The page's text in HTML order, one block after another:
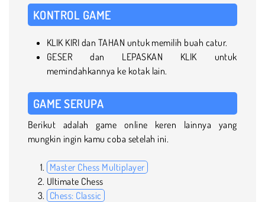
KONTROL GAME
KLIK KIRI dan TAHAN untuk memilih buah catur.
GESER dan LEPASKAN KLIK untuk
memindahkannya ke kotak lain.
GAME SERUPA
Berikut adalah game online keren lainnya yang
mungkin ingin kamu coba setelah ini.
Master Chess Multiplayer
Ultimate Chess
Chess: Classic